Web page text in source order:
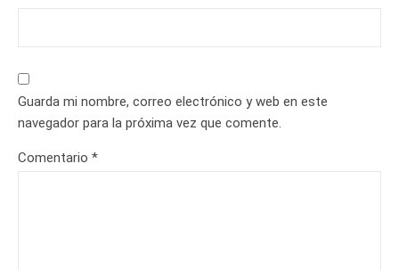
Guarda mi nombre, correo electrónico y web en este
navegador para la próxima vez que comente.
Comentario *